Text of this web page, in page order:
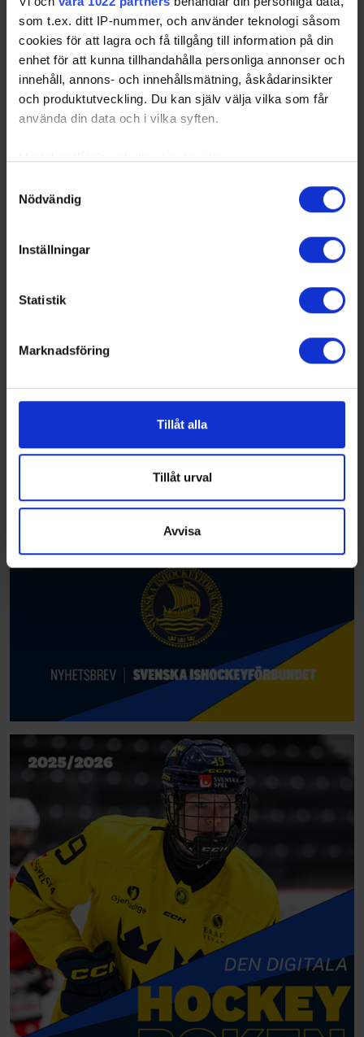
som t.ex. ditt IP-nummer, och använder teknologi såsom
cookies för att lagra och få tillgång till information på din
enhet för att kunna tillhandahålla personliga annonser och
innehåll, annons- och innehållsmätning, åskådarinsikter
och produktutveckling. Du kan själv välja vilka som får
använda din data och i vilka syften.
som kan ha en noggrannhet på upp till flera meter
Ta reda på mer om hur dina personliga uppgifter
Du kan ändra eller dra tillbaka ditt samtycke när som
Vi använder enhetsidentifierare för att anpassa innehållet
för sociala medier och analysera vår trafik. Vi
vidarebefordrar även sådana identifierare och annan
annons- och analysföretag som vi samarbetar med.
Dessa kan i sin tur kombinera informationen med annan
information som du har tillhandahållit eller som de har
samlat in när du har använt deras tjänster.
Nödvändig
Inställningar
Statistik
Marknadsföring
Tillåt alla
Tillåt urval
Avvisa